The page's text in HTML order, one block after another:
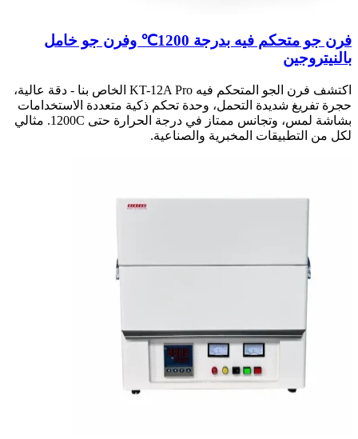
فرن جو متحكم فيه بدرجة 1200℃ وفرن جو خامل
بالنيتروجين
اكتشف فرن الجو المتحكم فيه KT-12A Pro الخاص بنا - دقة عالية،
حجرة تفريغ شديدة التحمل، وحدة تحكم ذكية متعددة الاستخدامات
بشاشة لمس، وتجانس ممتاز في درجة الحرارة حتى 1200C. مثالي
لكل من التطبيقات المخبرية والصناعية.